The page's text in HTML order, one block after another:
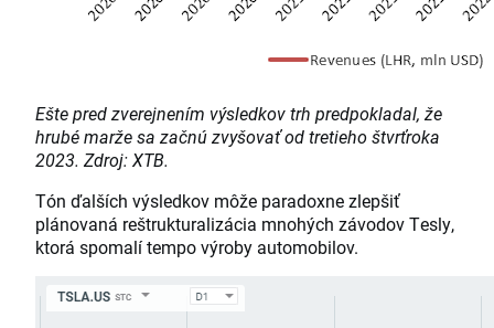
Ešte pred zverejnením výsledkov trh predpokladal, že
hrubé marže sa začnú zvyšovať od tretieho štvrťroka
2023. Zdroj: XTB.
Tón ďalších výsledkov môže paradoxne zlepšiť
plánovaná reštrukturalizácia mnohých závodov Tesly,
ktorá spomalí tempo výroby automobilov.